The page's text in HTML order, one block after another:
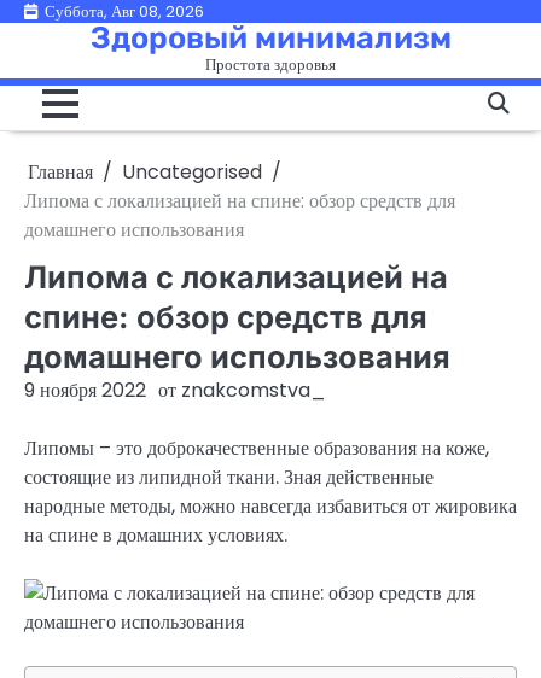
ПерейтиСуббота, Авг 08, 2026
Здоровый минимализм
Простота здоровья
Главная
Uncategorised
Липома с локализацией на спине: обзор средств для
домашнего использования
Липома с локализацией на
спине: обзор средств для
домашнего использования
9 ноября 2022 от znakcomstva_
Липомы – это доброкачественные образования на коже,
состоящие из липидной ткани. Зная действенные
народные методы, можно навсегда избавиться от жировика
на спине в домашних условиях.